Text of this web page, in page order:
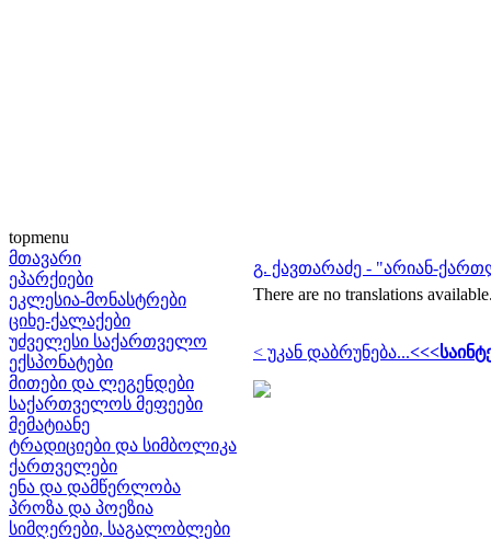
topmenu
მთავარი
ეპარქიები
ეკლესია-მონასტრები
ციხე-ქალაქები
უძველესი საქართველო
ექსპონატები
მითები და ლეგენდები
საქართველოს მეფეები
მემატიანე
ტრადიციები და სიმბოლიკა
ქართველები
ენა და დამწერლობა
პროზა და პოეზია
სიმღერები, საგალობლები
გ. ქავთარაძე - "არიან-
There are no translations
< უკან დაბრუნება...